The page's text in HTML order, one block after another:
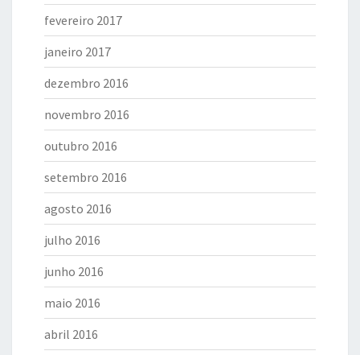
fevereiro 2017
janeiro 2017
dezembro 2016
novembro 2016
outubro 2016
setembro 2016
agosto 2016
julho 2016
junho 2016
maio 2016
abril 2016